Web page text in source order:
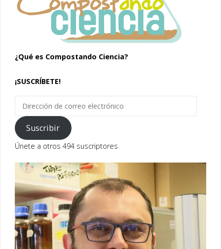
¿Qué es Compostando Ciencia?
¡SUSCRÍBETE!
Dirección
correo
electrónico
Suscribir
Únete a otros 494 suscriptores